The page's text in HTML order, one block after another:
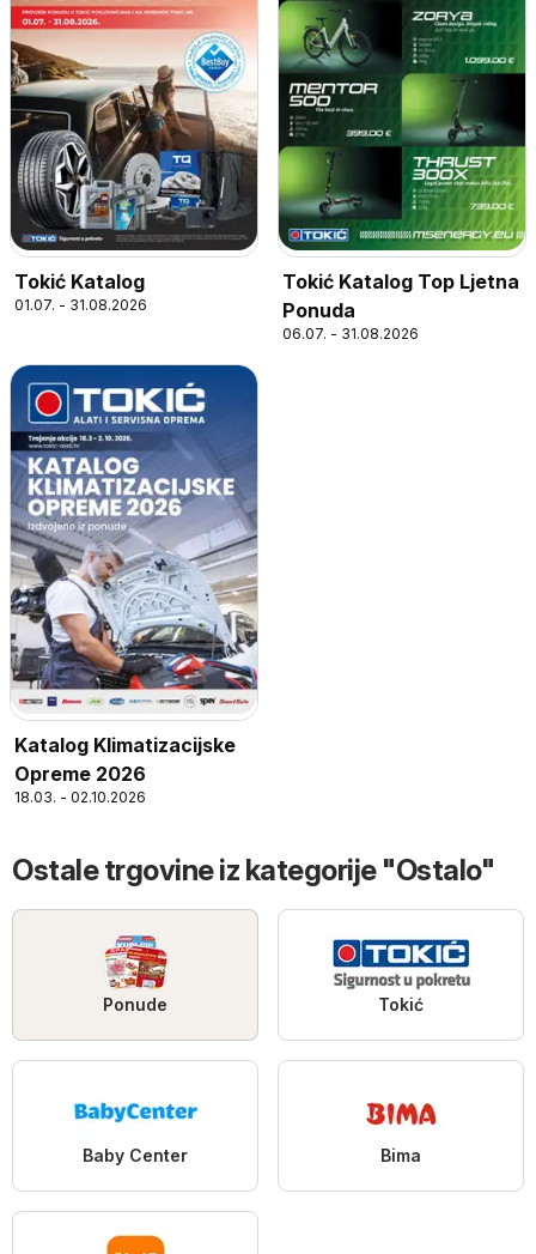
Tokić Katalog
01.07. - 31.08.2026
Tokić Katalog Top Ljetna
Ponuda
06.07. - 31.08.2026
Katalog Klimatizacijske
Opreme 2026
18.03. - 02.10.2026
Ostale trgovine iz kategorije "Ostalo"
Ponude Tokić
Baby Center Bima